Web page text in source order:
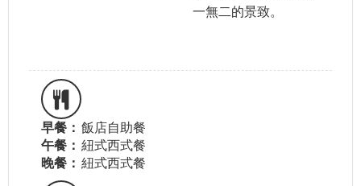
一無二的景致。
早餐： 飯店自助餐
午餐： 紐式西式餐
晚餐： 紐式西式餐